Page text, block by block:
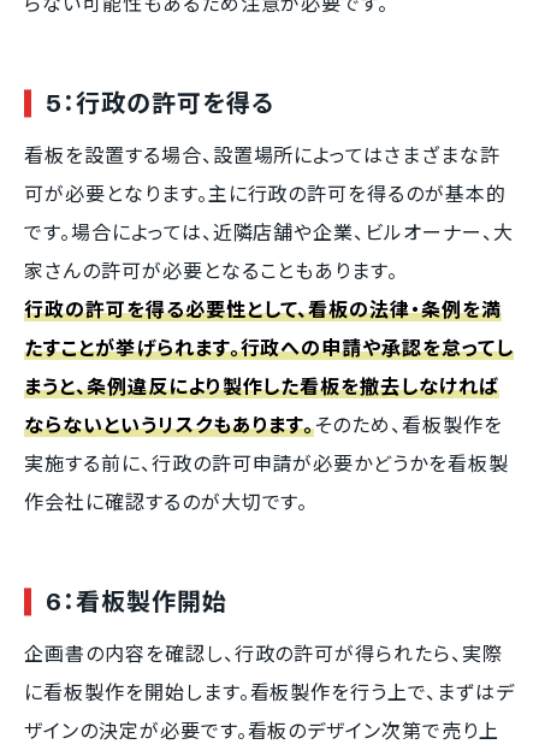
5：行政の許可を得る
看板を設置する場合、設置場所によってはさまざまな許
可が必要となります。主に行政の許可を得るのが基本的
です。場合によっては、近隣店舗や企業、ビルオーナー、大
家さんの許可が必要となることもあります。
行政の許可を得る必要性として、看板の法律・条例を満
たすことが挙げられます。行政への申請や承認を怠ってし
まうと、条例違反により製作した看板を撤去しなければ
ならないというリスクもあります。そのため、看板製作を
実施する前に、行政の許可申請が必要かどうかを看板製
作会社に確認するのが大切です。
6：看板製作開始
企画書の内容を確認し、行政の許可が得られたら、実際
に看板製作を開始します。看板製作を行う上で、まずはデ
ザインの決定が必要です。看板のデザイン次第で売り上